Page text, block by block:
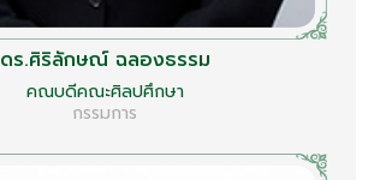
ดร.ศิริลักษณ์ ฉลองธรรม
คณบดีคณะศิลปศึกษา
กรรมการ